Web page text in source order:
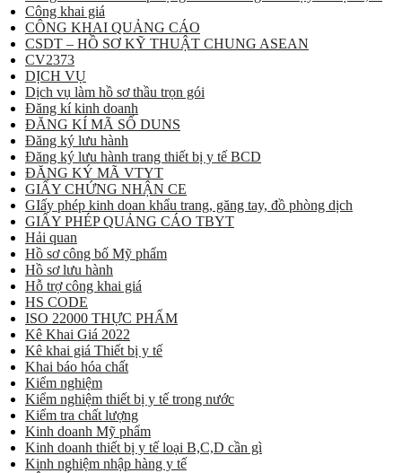
Công khai giá
CÔNG KHAI QUẢNG CÁO
CSDT – HỒ SƠ KỸ THUẬT CHUNG ASEAN
CV2373
DỊCH VỤ
Dịch vụ làm hồ sơ thầu trọn gói
Đăng kí kinh doanh
ĐĂNG KÍ MÃ SỐ DUNS
Đăng ký lưu hành
Đăng ký lưu hành trang thiết bị y tế BCD
ĐĂNG KÝ MÃ VTYT
GIẤY CHỨNG NHẬN CE
GIấy phép kinh doan khẩu trang, găng tay, đồ phòng dịch
GIẤY PHÉP QUẢNG CÁO TBYT
Hải quan
Hồ sơ công bố Mỹ phẩm
Hồ sơ lưu hành
Hỗ trợ công khai giá
HS CODE
ISO 22000 THỰC PHẨM
Kê Khai Giá 2022
Kê khai giá Thiết bị y tế
Khai báo hóa chất
Kiểm nghiệm
Kiểm nghiệm thiết bị y tế trong nước
Kiểm tra chất lượng
Kinh doanh Mỹ phẩm
Kinh doanh thiết bị y tế loại B,C,D cần gì
Kinh nghiệm nhập hàng y tế